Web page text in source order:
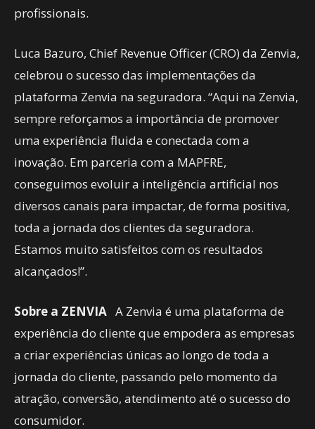
profissionais.
Luca Bazuro, Chief Revenue Officer (CRO) da Zenvia,
celebrou o sucesso das implementações da
plataforma Zenvia na seguradora. “Aqui na Zenvia,
sempre reforçamos a importância de promover
uma experiência fluida e conectada com a
inovação. Em parceria com a MAPFRE,
conseguimos evoluir a inteligência artificial nos
diversos canais para impactar, de forma positiva,
toda a jornada dos clientes da seguradora.
Estamos muito satisfeitos com os resultados
alcançados!”.
Sobre a ZENVIA A Zenvia é uma plataforma de
experiência do cliente que empodera as empresas
a criar experiências únicas ao longo de toda a
jornada do cliente, passando pelo momento da
atração, conversão, atendimento até o sucesso do
consumidor.